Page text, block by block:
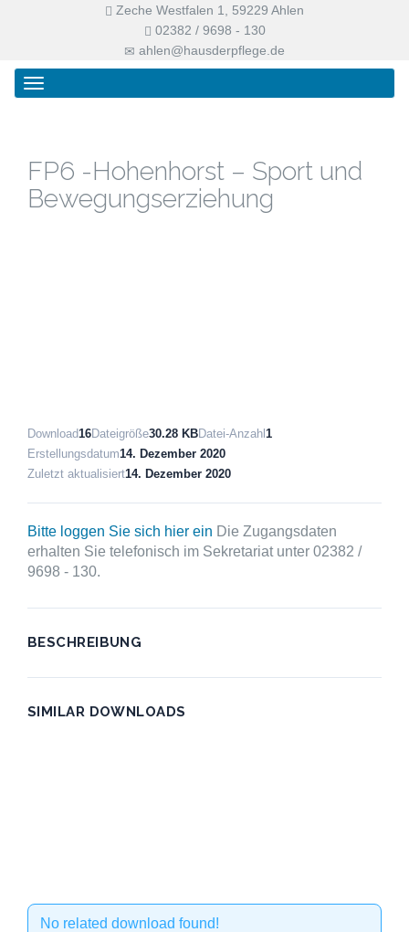
Zeche Westfalen 1, 59229 Ahlen
02382 / 9698 - 130
ahlen@hausderpflege.de
Primary
Menu
Skip
Haus der Pflege
FP6 -Hohenhorst – Sport und
Bewegungserziehung
Download16Dateigröße30.28 KBDatei-Anzahl 1
Erstellungsdatum14. Dezember 2020
Zuletzt aktualisiert14. Dezember 2020
Bitte loggen Sie sich hier ein Die Zugangsdaten
erhalten Sie telefonisch im Sekretariat unter 02382 /
9698 - 130.
BESCHREIBUNG
SIMILAR DOWNLOADS
No related download found!